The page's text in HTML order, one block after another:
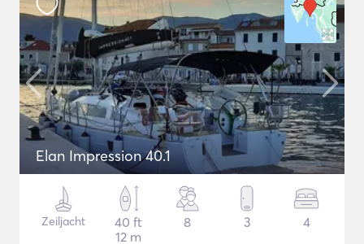
Elan Impression 40.1
Zeiljacht
40 ft
12 m
8 3 4